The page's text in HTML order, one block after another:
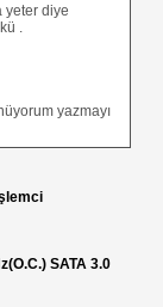
yeter diye
.
yazmayı
SATA 3.0